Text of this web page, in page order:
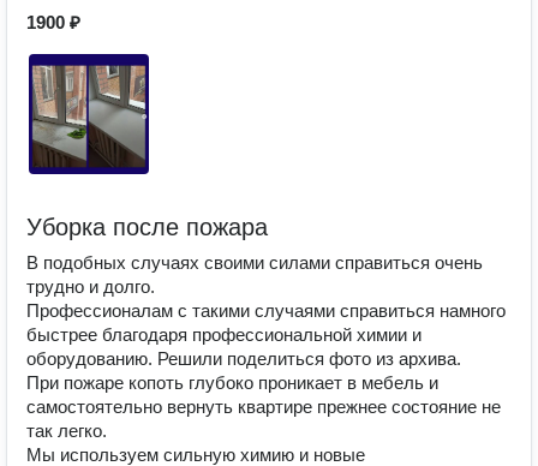
1900 ₽
Уборка после пожара
В подобных случаях своими силами справиться очень
трудно и долго.
Профессионалам с такими случаями справиться намного
быстрее благодаря профессиональной химии и
оборудованию. Решили поделиться фото из архива.
При пожаре копоть глубоко проникает в мебель и
самостоятельно вернуть квартире прежнее состояние не
так легко.
Мы используем сильную химию и новые